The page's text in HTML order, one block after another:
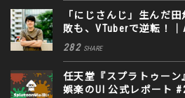
「にじさんじ」生んだ
敗も、VTuberで逆転！｜
282 SHARE
任天堂『スプラトゥー
娯楽のUI 公式レポート